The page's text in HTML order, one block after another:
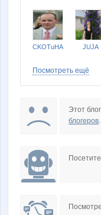
CKOTuHA JUJA
Посмотреть ещё
Этот
блогеров.